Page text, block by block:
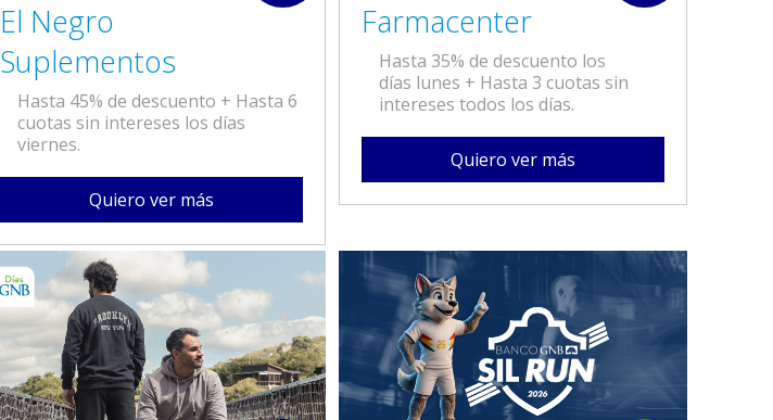
El Negro
Suplementos
Hasta 45% de descuento + Hasta 6
cuotas sin intereses los días
viernes.
Quiero ver más
Farmacenter
Hasta 35% de descuento los
días lunes + Hasta 3 cuotas sin
intereses todos los días.
Quiero ver más